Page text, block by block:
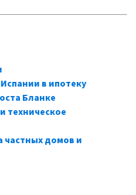
в ипотеку
Бланке
техническое
частных домов и